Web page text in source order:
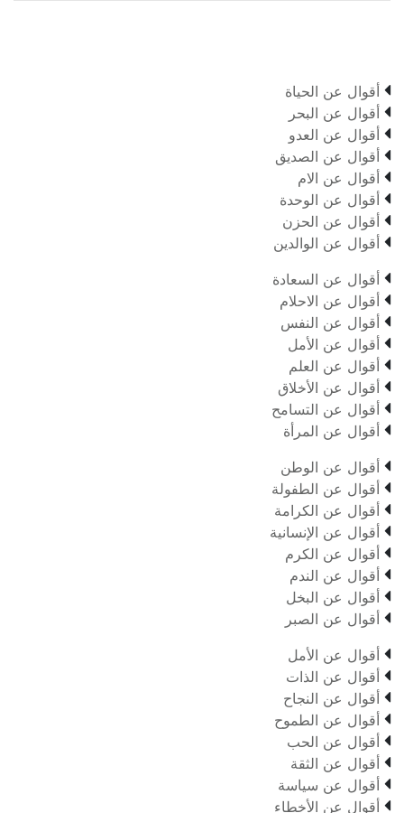
 أقوال عن الحياة
 أقوال عن البحر
 أقوال عن العدو
 أقوال عن الصديق
 أقوال عن الام
 أقوال عن الوحدة
 أقوال عن الحزن
 أقوال عن الوالدين
 أقوال عن السعادة
 أقوال عن الاحلام
 أقوال عن النفس
 أقوال عن الأمل
 أقوال عن العلم
 أقوال عن الأخلاق
 أقوال عن التسامح
 أقوال عن المرأة
 أقوال عن الوطن
 أقوال عن الطفولة
 أقوال عن الكرامة
 أقوال عن الإنسانية
 أقوال عن الكرم
 أقوال عن الندم
 أقوال عن البخل
 أقوال عن الصبر
 أقوال عن الأمل
 أقوال عن الذات
 أقوال عن النجاح
 أقوال عن الطموح
 أقوال عن الحب
 أقوال عن الثقة
 أقوال عن سياسة
 أقوال عن الأخطاء